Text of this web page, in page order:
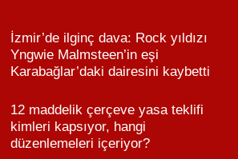
İzmir’de ilginç dava: Rock yıldızı
Yngwie Malmsteen’in eşi
Karabağlar’daki dairesini kaybetti
12 maddelik çerçeve yasa teklifi
kimleri kapsıyor, hangi
düzenlemeleri içeriyor?